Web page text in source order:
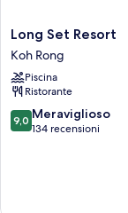
Long
Set
Resort
Koh
Rong
Long Set Resort
Koh Rong
Piscina
Ristorante
9.0
su
9,0 Meraviglioso
134 recensioni